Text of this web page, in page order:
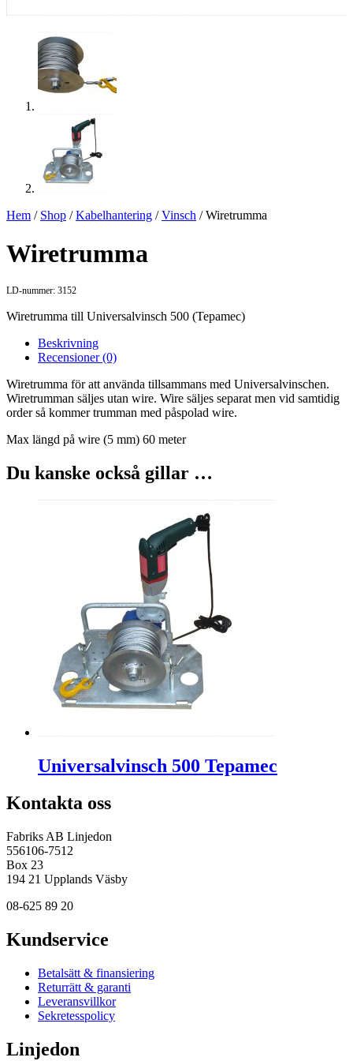
Hem / Shop /Kabelhantering /Vinsch / Wiretrumma
Wiretrumma
LD-nummer: 3152
Wiretrumma till Universalvinsch 500 (Tepamec)
Beskrivning
Recensioner (0)
Wiretrumma för att använda tillsammans med Universalvinschen.
Wiretrumman säljes utan wire. Wire säljes separat men vid samtidig
order så kommer trumman med påspolad wire.
Max längd på wire (5 mm) 60 meter
Du kanske också gillar …
Universalvinsch 500 Tepamec
Kontakta oss
Fabriks AB Linjedon
556106-7512
Box 23
194 21 Upplands Väsby
08-625 89 20
Kundservice
Betalsätt & finansiering
Returrätt & garanti
Leveransvillkor
Sekretesspolicy
Linjedon